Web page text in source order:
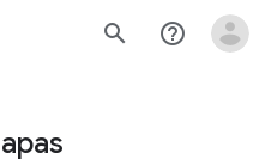
search help_outline